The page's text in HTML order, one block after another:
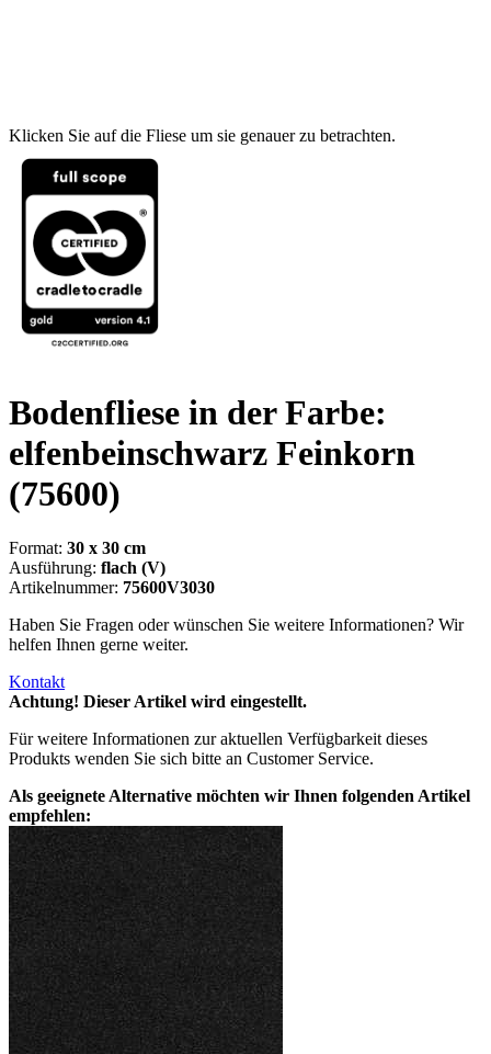
Klicken Sie auf die Fliese um sie genauer zu betrachten.
Bodenfliese in der Farbe:
elfenbeinschwarz Feinkorn
(75600)
Format: 30 x 30 cm
Ausführung: flach (V)
Artikelnummer: 75600V3030
Haben Sie Fragen oder wünschen Sie weitere Informationen? Wir
helfen Ihnen gerne weiter.
Kontakt
Achtung! Dieser Artikel wird eingestellt.
Für weitere Informationen zur aktuellen Verfügbarkeit dieses
Produkts wenden Sie sich bitte an Customer Service.
Als geeignete Alternative möchten wir Ihnen folgenden Artikel
empfehlen: